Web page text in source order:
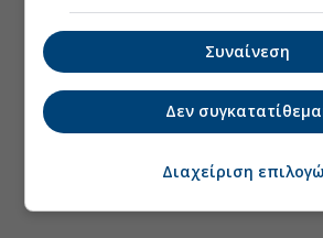
Συναίνεση
Δεν
Διαχείριση